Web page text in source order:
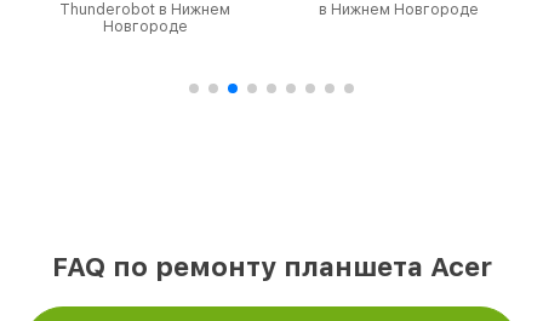
Thunderobot в Нижнем
Новгороде
в Нижнем Новгороде
FAQ по ремонту планшета Acer